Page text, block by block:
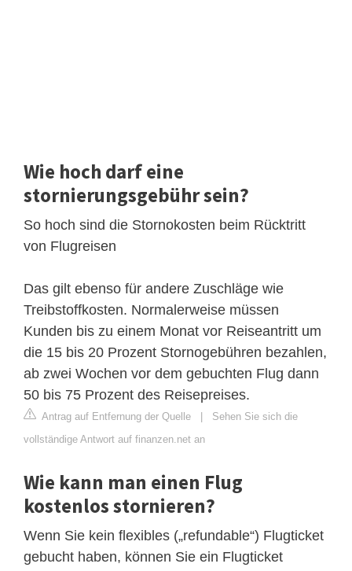
Wie hoch darf eine
stornierungsgebühr sein?
So hoch sind die Stornokosten beim Rücktritt
von Flugreisen
Das gilt ebenso für andere Zuschläge wie
Treibstoffkosten. Normalerweise müssen
Kunden bis zu einem Monat vor Reiseantritt um
die 15 bis 20 Prozent Stornogebühren bezahlen,
ab zwei Wochen vor dem gebuchten Flug dann
50 bis 75 Prozent des Reisepreises.
Antrag auf Entfernung der Quelle | Sehen Sie sich die
vollständige Antwort auf finanzen.net an
Wie kann man einen Flug
kostenlos stornieren?
Wenn Sie kein flexibles („refundable“) Flugticket
gebucht haben, können Sie ein Flugticket